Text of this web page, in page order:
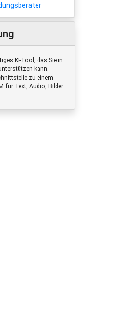
KI-Tool, das Sie in
kann.
zu einem
für Text, Audio, Bilder